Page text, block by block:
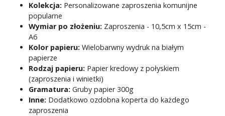
Kolekcja: Personalizowane zaproszenia komunijne
popularne
Wymiar po złożeniu: Zaproszenia - 10,5cm x 15cm -
A6
Kolor papieru: Wielobarwny wydruk na białym
papierze
Rodzaj papieru: Papier kredowy z połyskiem
(zaproszenia i winietki)
Gramatura: Gruby papier 300g
Inne: Dodatkowo ozdobna koperta do każdego
zaproszenia